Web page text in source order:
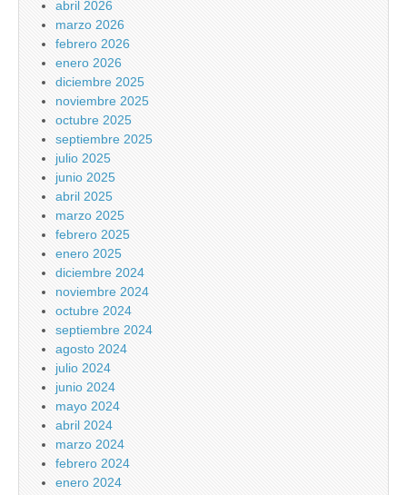
abril 2026
marzo 2026
febrero 2026
enero 2026
diciembre 2025
noviembre 2025
octubre 2025
septiembre 2025
julio 2025
junio 2025
abril 2025
marzo 2025
febrero 2025
enero 2025
diciembre 2024
noviembre 2024
octubre 2024
septiembre 2024
agosto 2024
julio 2024
junio 2024
mayo 2024
abril 2024
marzo 2024
febrero 2024
enero 2024